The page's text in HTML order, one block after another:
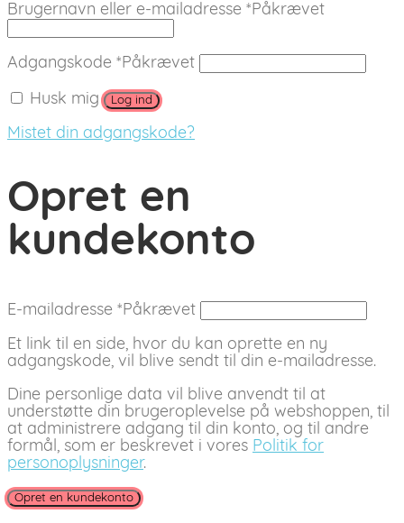
Brugernavn eller e-mailadresse *Påkrævet
Adgangskode *Påkrævet
Husk mig Log ind
Mistet din adgangskode?
Opret en
kundekonto
E-mailadresse *Påkrævet
Et link til en side, hvor du kan oprette en ny
adgangskode, vil blive sendt til din e-mailadresse.
Dine personlige data vil blive anvendt til at
understøtte din brugeroplevelse på webshoppen, til
at administrere adgang til din konto, og til andre
formål, som er beskrevet i vores Politik for
personoplysninger.
Opret en kundekonto